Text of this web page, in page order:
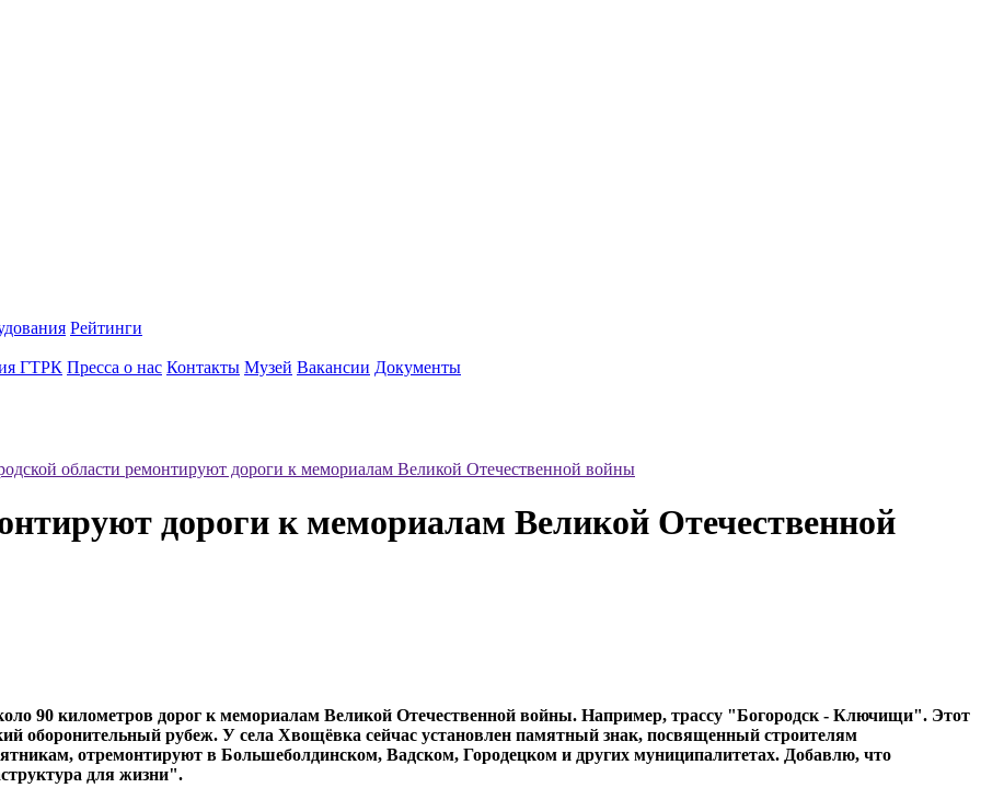
Рейтинги
ГТРК Пресса о нас Контакты Музей Вакансии Документы
области ремонтируют дороги к мемориалам Великой Отечественной войны
дороги к мемориалам Великой Отечественной
90 километров дорог к мемориалам Великой Отечественной войны. Например, трассу "Богородск - Ключищи". Этот
оборонительный рубеж. У села Хвощёвка сейчас установлен памятный знак, посвященный строителям
отремонтируют в Большеболдинском, Вадском, Городецком и других муниципалитетах. Добавлю, что
для жизни".